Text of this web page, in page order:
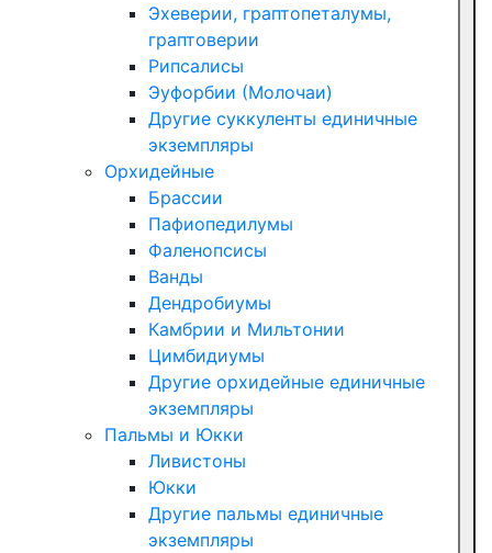
Эхеверии, граптопеталумы,
граптоверии
Рипсалисы
Эуфорбии (Молочаи)
Другие суккуленты единичные
экземпляры
Орхидейные
Брассии
Пафиопедилумы
Фаленопсисы
Ванды
Дендробиумы
Камбрии и Мильтонии
Цимбидиумы
Другие орхидейные единичные
экземпляры
Пальмы и Юкки
Ливистоны
Юкки
Другие пальмы единичные
экземпляры